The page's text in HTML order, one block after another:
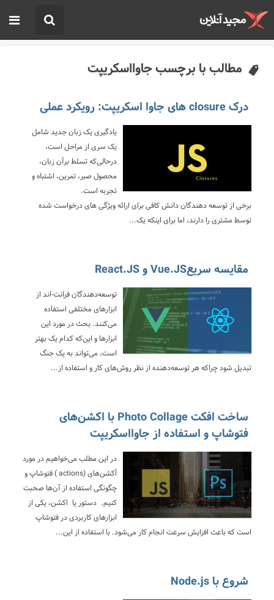
مطالب با برچسب جاوااسکریپت
درک closure های جاوا اسکریپت: رویکرد عملی
یادگیری یک زبان جدید شامل
یک سری از مراحل است،
درحالی‌که تسلط برآن زبان،
محصول صبر، تمرین، اشتباه و
تجربه است.
برخی از توسعه دهندگان دانش کافی برای ارائه ویژگی های درخواست شده
توسط مشتری را دارند، اما برای اینکه یک...
مقایسه سریعVue.JS و React.JS
توسعه‌دهندگان فرانت-اند از
ابزار‌های مختلفی استفاده
می‌کنند. بحث در مورد این
ابزار‌ها و این‌که کدام یک بهتر
است، می‌تواند به یک جنگ
تبدیل شود چراکه هر توسعه‌دهنده از نظر روش‌های کار و استفاده از...
ساخت افکت Photo Collage با اکشن‌های
فتوشاپ و استفاده از جاوااسکریپت
در این مطلب می‌خواهیم در مورد
اَکشن‌های (actions ) فتوشاپ و
چگونگی استفاده از آن‌ها صحبت
کنیم. دستور یا اکشن، یکی از
ابزارهای کاربردی در فتوشاپ
است که باعث افزایش سرعت انجام کار می‌شود. با استفاده از این...
شروع با Node.js